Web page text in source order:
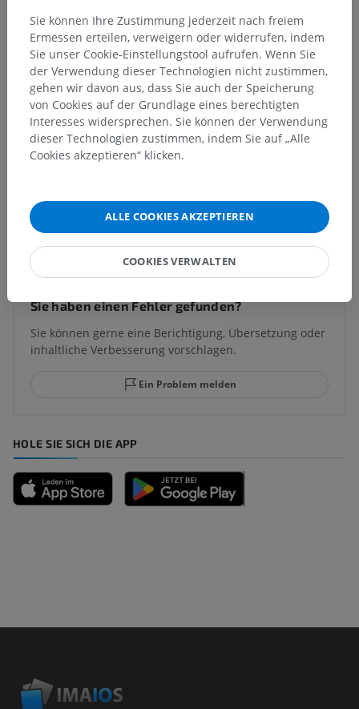
Darunterliegende Strukturen:
Lymphknoten des Hinterhaupts
Lymphknoten über dem Warzenfortsatz
Oberflächliche Ohrspeicheldrüsenknoten
Tiefe Ohrspeicheldrüsenknoten
Gesichtslymphknoten
Zungenlymphknoten
Übersetzungen
Sie haben einen Fehler gefunden?
Sie können gerne eine Berichtigung, Übersetzung oder
inhaltliche Verbesserung vorschlagen.
Ein Problem melden
HOLE SIE SICH DIE APP
Sie können Ihre Zustimmung jederzeit nach freiem
Ermessen erteilen, verweigern oder widerrufen, indem
Sie unser Cookie-Einstellungstool aufrufen. Wenn Sie
der Verwendung dieser Technologien nicht zustimmen,
gehen wir davon aus, dass Sie auch der Speicherung
von Cookies auf der Grundlage eines berechtigten
Interesses widersprechen. Sie können der Verwendung
dieser Technologien zustimmen, indem Sie auf „Alle
Cookies akzeptieren“ klicken.
ALLE COOKIES AKZEPTIEREN
COOKIES VERWALTEN